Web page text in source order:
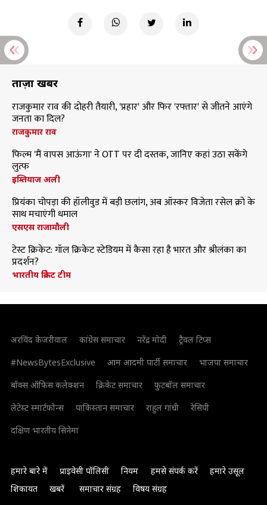
ताज़ा खबरें
राजकुमार राव की दोहरी तैयारी, 'प्रहार' और फिर 'रफ्तार' से जीतने आएंगे
जनता का दिल?
राजकुमार राव
फिल्म 'मैं वापस आऊंगा' ने OTT पर दी दस्तक, जानिए कहां उठा सकेंगे
लुत्फ
इम्तियाज अली
प्रियंका चोपड़ा की हॉलीवुड में बड़ी छलांग, अब ऑस्कर विजेता रसेल क्रो के
साथ मचाएंगी धमाल
एसएस राजामौली
टेस्ट क्रिकेट: गॉल क्रिकेट स्टेडियम में कैसा रहा है भारत और श्रीलंका का
प्रदर्शन?
भारतीय क्रिकेट टीम
अरविंद केजरीवाल कांग्रेस समाचार नरेंद्र मोदी
ट्रैवल टिप्स
#NewsBytesExclusive
आम आदमी पार्टी समाचार
भाजपा समाचार
बॉक्स ऑफिस कलेक्शन
क्रिकेट समाचार
फुटबॉल समाचार
लेटेस्ट स्मार्टफोन्स
पाकिस्तान समाचार राहुल गांधी
रेसिपी
दक्षिण भारतीय सिनेमा
हमारे बारे में प्राइवेसी पॉलिसी नियम हमसे संपर्क करें
हमारे उसूल
शिकायत
खबरें समाचार संग्रह विषय संग्रह